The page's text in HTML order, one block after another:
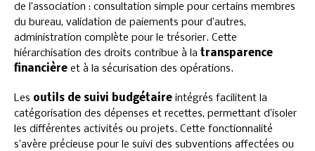
de l’association : consultation simple pour certains membres
du bureau, validation de paiements pour d’autres,
administration complète pour le trésorier. Cette
hiérarchisation des droits contribue à la transparence
financière et à la sécurisation des opérations.
Les outils de suivi budgétaire intégrés facilitent la
catégorisation des dépenses et recettes, permettant d’isoler
les différentes activités ou projets. Cette fonctionnalité
s’avère précieuse pour le suivi des subventions affectées ou